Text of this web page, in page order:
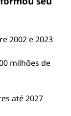
2002 e 2023
milhões de
até 2027